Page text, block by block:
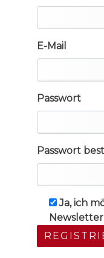
E-Mail
Passwort
Passwort
Ja, ich